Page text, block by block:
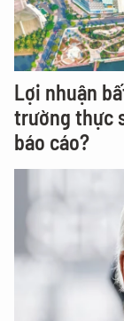
Lợi nhuận
trường thực
báo cáo?